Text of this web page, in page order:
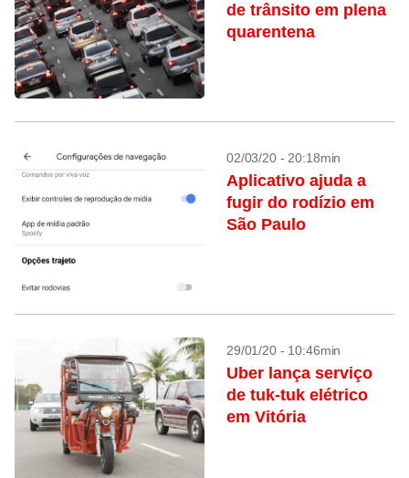
de trânsito em plena
quarentena
02/03/20 - 20:18min
Aplicativo ajuda a
fugir do rodízio em
São Paulo
29/01/20 - 10:46min
Uber lança serviço
de tuk-tuk elétrico
em Vitória